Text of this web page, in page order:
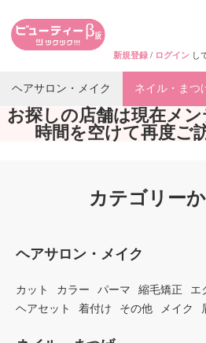
新規登録 / ログイン し
ヘアサロン・メイク ネイル・まつ
お探しの店舗は現在メン
時間を空けて再度ご
カテゴリー
ヘアサロン・メイク
カット カラー パーマ 縮毛矯正 エ
ヘアセット
着付け その他 メイク